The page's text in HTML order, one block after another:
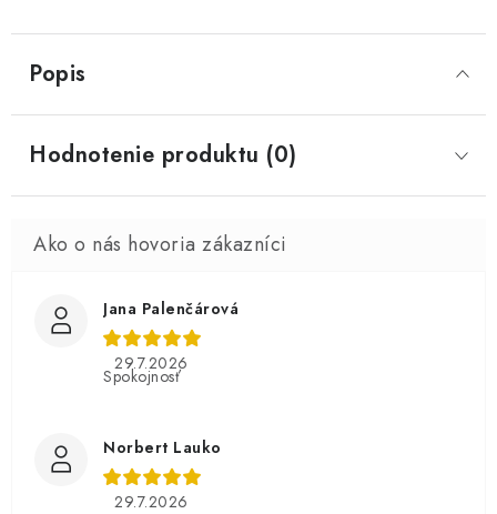
Popis
Hodnotenie produktu (0)
Jana Palenčárová
29.7.2026
Spokojnosť
Norbert Lauko
29.7.2026